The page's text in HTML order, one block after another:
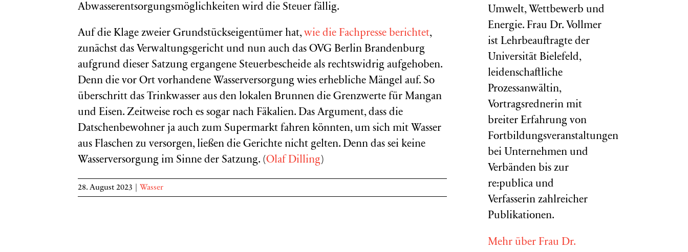
Abwasserentsorgungsmöglichkeiten wird die Steuer fällig.
Auf die Klage zweier Grundstückseigentümer hat,wie die Fachpresse berichtet,
zunächst das Verwaltungsgericht und nun auch das OVG Berlin Brandenburg
aufgrund dieser Satzung ergangene Steuerbescheide als rechtswidrig aufgehoben.
Denn die vor Ort vorhandene Wasserversorgung wies erhebliche Mängel auf. So
überschritt das Trinkwasser aus den lokalen Brunnen die Grenzwerte für Mangan
und Eisen. Zeitweise roch es sogar nach Fäkalien. Das Argument, dass die
Datschenbewohner ja auch zum Supermarkt fahren könnten, um sich mit Wasser
aus Flaschen zu versorgen, ließen die Gerichte nicht gelten. Denn das sei keine
Wasserversorgung im Sinne der Satzung. (Olaf Dilling)
28. August 2023 Wasser
Umwelt, Wettbewerb und
Energie. Frau Dr. Vollmer
ist Lehrbeauftragte der
Universität Bielefeld,
leidenschaftliche
Prozessanwältin,
Vortragsrednerin mit
breiter Erfahrung von
Fortbildungsveranstaltungen
bei Unternehmen und
Verbänden bis zur
re:publica und
Verfasserin zahlreicher
Publikationen.
Mehr über Frau Dr.